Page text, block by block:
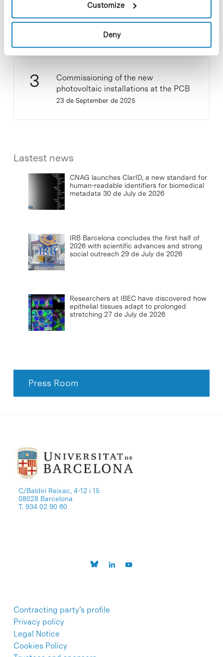
Customize
Deny
New life for terrace furniture: reuse of
resources with social impact
17 de September de 2025
Commissioning of the new
photovoltaic installations at the PCB
23 de September de 2025
Lastest news
CNAG launches ClarID, a new standard for
human-readable identifiers for biomedical
metadata 30 de July de 2026
IRB Barcelona concludes the first half of
2026 with scientific advances and strong
social outreach 29 de July de 2026
Researchers at IBEC have discovered how
epithelial tissues adapt to prolonged
stretching 27 de July de 2026
Press Room
C/Baldiri Reixac, 4-12 i 15
08028 Barcelona
T. 934 02 90 60
Contracting party’s profile
Privacy policy
Legal Notice
Cookies Policy